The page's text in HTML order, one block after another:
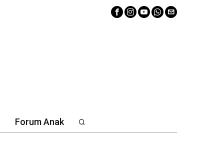
Forum Anak